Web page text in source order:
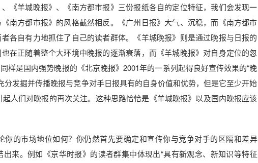
羊城晚报》、《南方都市报》三份报纸各自的定位特征，我们会发现一
南方都市报》的风格截然相反。《广州日报》大气、沉稳，而《南方都市
各自有力地抓住了自己的读者群体。《羊城晚报》则是通过晚报与日报的
在正随着整个大环境中晚报的逐渐衰落，而《羊城晚报》对自身定位的忽
样是国内强势晚报的《北京晚报》2001年的一系列起得良好宣传效果的“晚
发掘并传播晚报与竞争对手日报具有的自身价值和优势，但是它至少开始
人们对晚报的再次关注。这种思路恰恰是《羊城晚报》以及国内晚报应该
的市场地位如何？你仍然首先要确定和宣传你与竞争对手的区隔和差异
来。例如《京华时报》的读者群集中体现出“具有新观念、新知识等特征